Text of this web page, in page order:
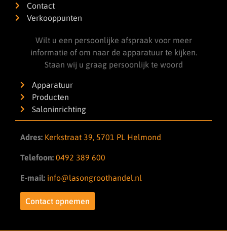
Contact
Verkooppunten
Wilt u een persoonlijke afspraak voor meer
informatie of om naar de apparatuur te kijken.
Staan wij u graag persoonlijk te woord
Apparatuur
Producten
Saloninrichting
Adres: Kerkstraat 39, 5701 PL Helmond
Telefoon: 0492 389 600
E-mail: info@lasongroothandel.nl
Contact opnemen